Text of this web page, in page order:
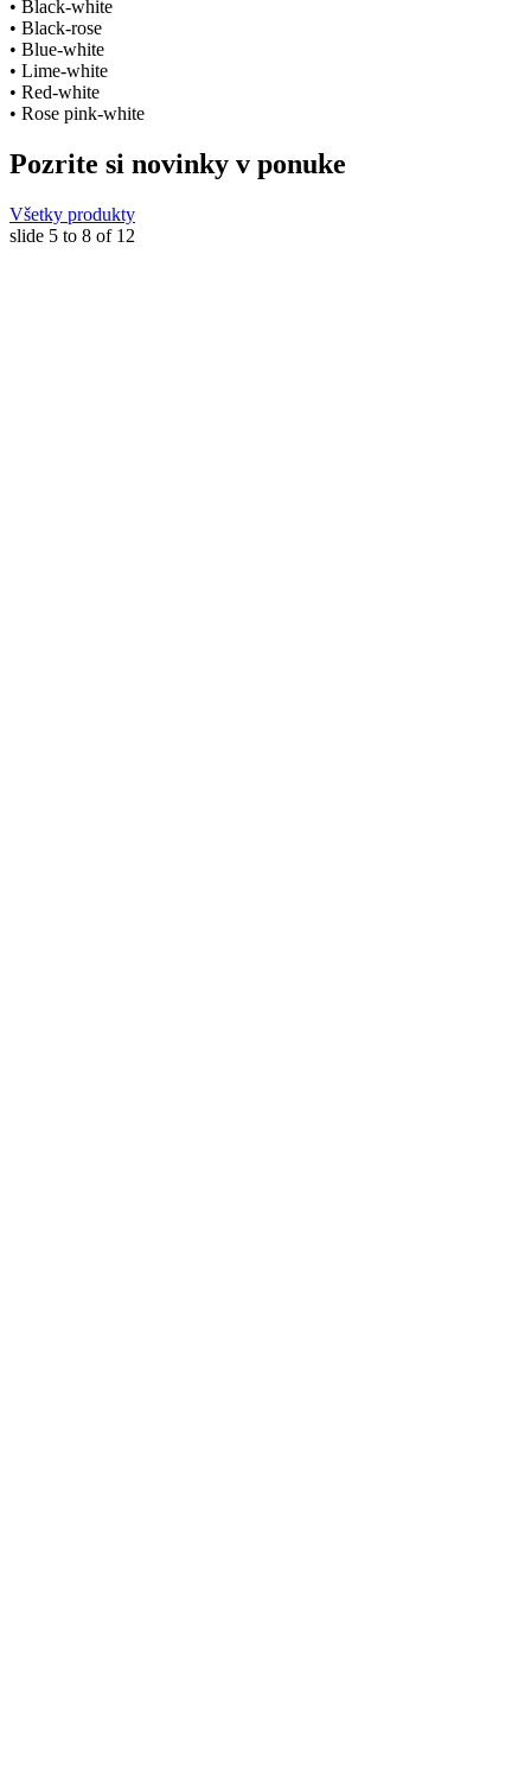
• Black-white
• Black-rose
• Blue-white
• Lime-white
• Red-white
• Rose pink-white
Pozrite si novinky v ponuke
Všetky produkty
slide 5 to 8 of 12